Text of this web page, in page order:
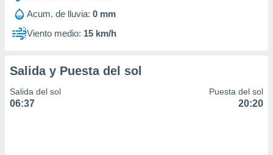
Acum. de lluvia: 0 mm
Viento medio: 15 km/h
Salida y Puesta del sol
Salida del sol
06:37
Puesta del sol
20:20